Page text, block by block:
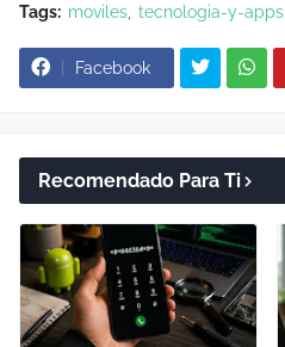
Tags: moviles tecnologia-y-apps
Facebook
Recomendado Para Ti